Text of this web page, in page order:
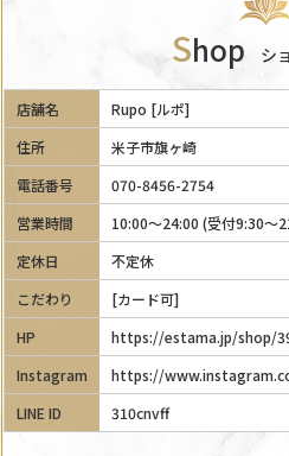
Shop シ
店舗名
Rupo [ルポ]
住所
米子市旗ヶ崎
電話番号
070-8456-2754
営業時間
10:00～24:00 (受付9:30～
定休日
不定休
こだわり
[カード可]
HP
https://estama.jp/shop/
Instagram
https://
LINE ID
310cnvff